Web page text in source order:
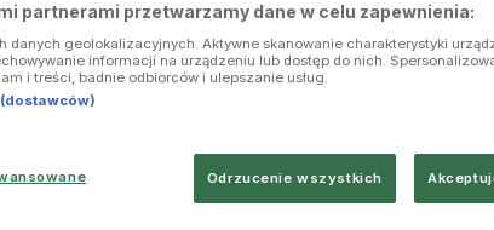
partnerami przetwarzamy dane w celu zapewnienia:
danych geolokalizacyjnych. Aktywne skanowanie charakterystyki
informacji na urządzeniu lub dostęp do nich.
i treści, badnie odbiorców i ulepszanie usług.
Odrzucenie wszystkich